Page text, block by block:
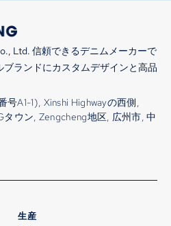
Ltd. 信頼できるデニムメーカーで
ランドにカスタムデザインと高品
号A1-1), Xinshi Highwayの西側,
タウン, Zengcheng地区, 広州市, 中
生産